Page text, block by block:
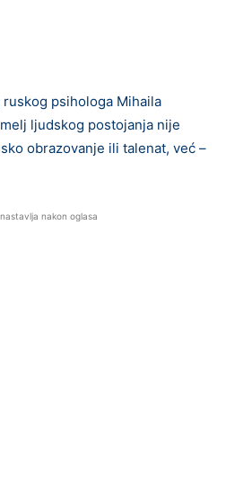
psihologa Mihaila
ljudskog postojanja nije
obrazovanje ili talenat, već –
nakon oglasa